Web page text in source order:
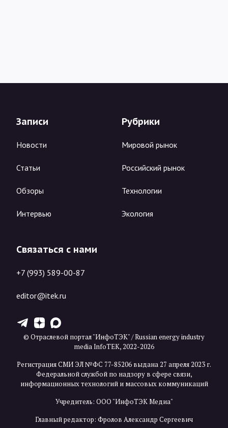
Записи
Новости
Статьи
Обзоры
Интервью
Рубрики
Мировой рынок
Российский рынок
Технологии
Экология
Связаться с нами
+7 (993) 589-00-87
editor@itek.ru
T Z X
© Отраслевой портал "ИнфоТЭК" / Russian energy industry
media InfoTEK, 2022-2026
Регистрация СМИ ЭЛ №ФС 77-85206 выдана 27 апреля 2023 г.
Федеральной службой по надзору в сфере связи,
информационных технологий и массовых коммуникаций
Учредитель: ООО "ИнфоТЭК Медиа"
Главный редактор: Фролов Александр Сергеевич